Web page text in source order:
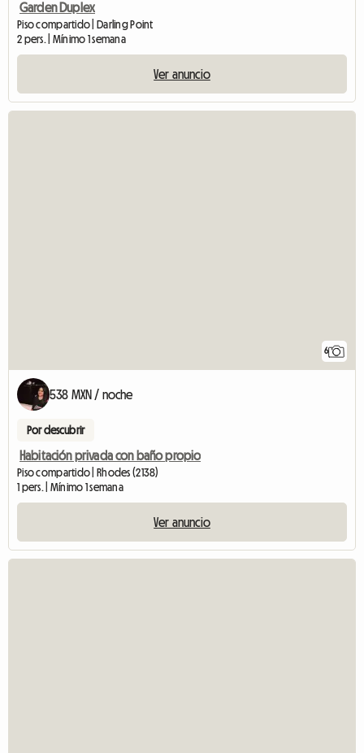
Garden Duplex
Piso compartido | Darling Point
2 pers. | Mínimo 1 semana
Ver anuncio
6
538 MXN / noche
Por descubrir
Habitación privada con baño propio
Piso compartido | Rhodes (2138)
1 pers. | Mínimo 1 semana
Ver anuncio